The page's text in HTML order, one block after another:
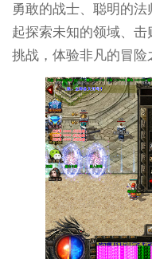
勇敢的战士、聪明的
起探索未知的领域、
挑战，体验非凡的冒险